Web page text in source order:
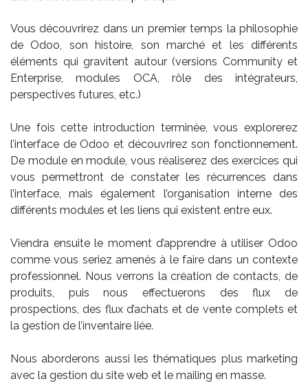
Vous découvrirez dans un premier temps la philosophie
de Odoo, son histoire, son marché et les différents
éléments qui gravitent autour (versions Community et
Enterprise, modules OCA, rôle des intégrateurs,
perspectives futures, etc.)
Une fois cette introduction terminée, vous explorerez
l’interface de Odoo et découvrirez son fonctionnement.
De module en module, vous réaliserez des exercices qui
vous permettront de constater les récurrences dans
l’interface, mais également l’organisation interne des
différents modules et les liens qui existent entre eux.
Viendra ensuite le moment d’apprendre à utiliser Odoo
comme vous seriez amenés à le faire dans un contexte
professionnel. Nous verrons la création de contacts, de
produits, puis nous effectuerons des flux de
prospections, des flux d’achats et de vente complets et
la gestion de l’inventaire liée.
Nous aborderons aussi les thématiques plus marketing
avec la gestion du site web et le mailing en masse.